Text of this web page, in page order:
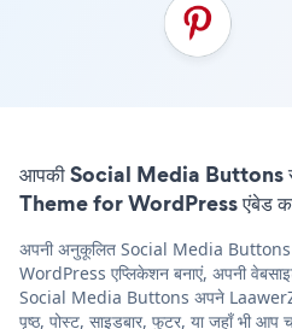
आपकी Social Media Buttons
Theme for WordPress एंबेड
अपनी अनुकूलित Social Media
WordPress एप्लिकेशन बनाएं, अपनी
Social Media Buttons अपने
पृष्ठ, पोस्ट, साइडबार, फुटर, या जहाँ भी आप